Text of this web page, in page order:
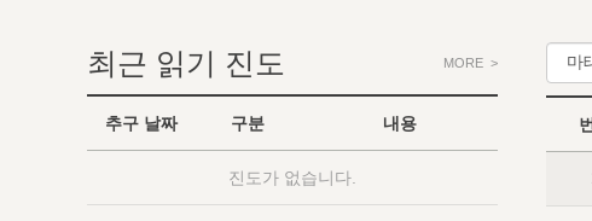
최근 읽기 진도 MORE >
추구 날짜 구분 내용
진도가 없습니다.